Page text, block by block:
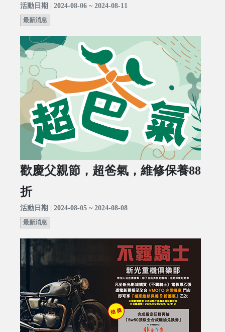
活動日期 | 2024-08-06 ~ 2024-08-11
最新消息
歡慶父親節，超爸氣，維修保養88
折
活動日期 | 2024-08-05 ~ 2024-08-08
最新消息